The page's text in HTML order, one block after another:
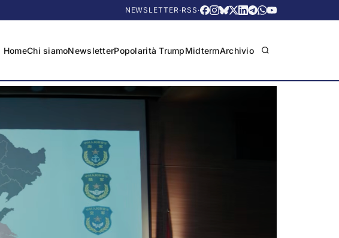
NEWSLETTER·RSS ·
HomeChi siamoNewsletterPopolarità TrumpMidtermArchivio